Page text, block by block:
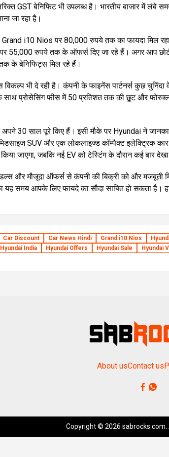
GST बेनिफिट भी उपलब्ध है। भारतीय बाजार में लंबे
जा रहा है।
i10 Nios पर 80,000 रुपये तक का फायदा मिल
रुपये तक के ऑफर्स दिए जा रहे हैं। अगर आप छोटी
के बेनिफिट्स मिल रहे हैं।
भी दे रही है। कंपनी के फाइनेंस पार्टनर्स कुछ
प्रोसेसिंग फीस में 50 प्रतिशत तक की छूट और
30 साल पूरे किए हैं। इसी मौके पर Hyundai ने
SUV और एक लोकलाइज्ड कॉम्पैक्ट इलेक्ट्रिक कार
जाएगा, जबकि नई EV को टेस्टिंग के दौरान कई बार
और मौजूदा ऑफर्स से कंपनी की बिक्री को और मजबूती
यह समय आपके लिए फायदे का सौदा साबित हो सकता है।
Car Discount Car News Hindi Grand i10 Nios
Hyundai India Hyundai Offers Hyundai Sale Hyundai
About usContact us
Copyright © 2026 sabrocks.com.